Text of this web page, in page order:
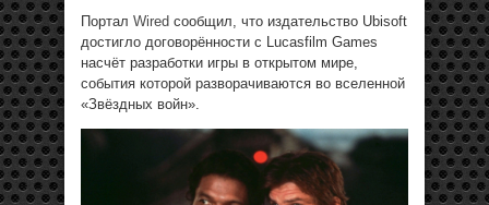
Портал Wired сообщил, что издательство Ubisoft
достигло договорённости с Lucasfilm Games
насчёт разработки игры в открытом мире,
события которой разворачиваются во вселенной
«Звёздных войн».